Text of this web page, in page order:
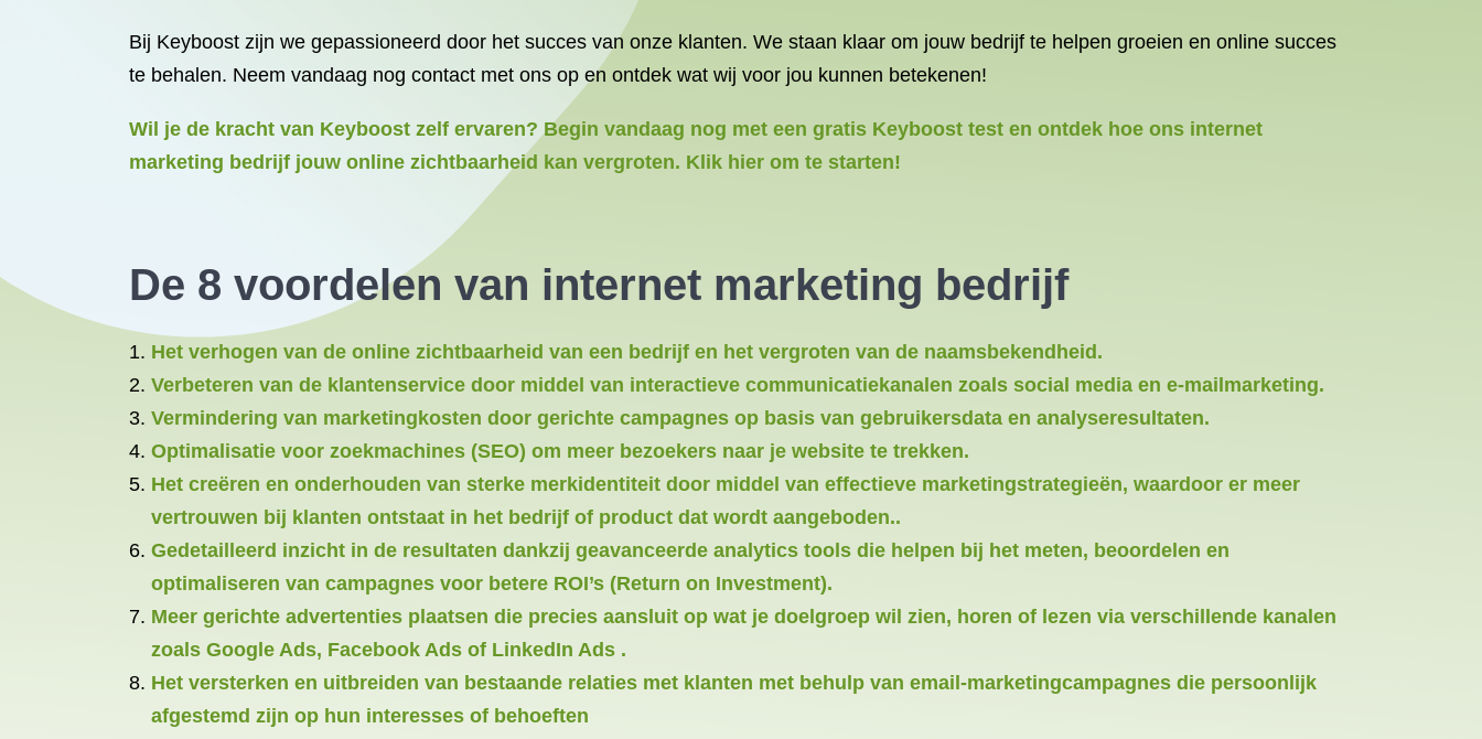
Bij Keyboost zijn we gepassioneerd door het succes van onze klanten. We staan ​​klaar om jouw bedrijf te helpen groeien en online succes
te behalen. Neem vandaag nog contact met ons op en ontdek wat wij voor jou kunnen betekenen!
Wil je de kracht van Keyboost zelf ervaren? Begin vandaag nog met een gratis Keyboost test en ontdek hoe ons internet
marketing bedrijf jouw online zichtbaarheid kan vergroten. Klik hier om te starten!
De 8 voordelen van internet marketing bedrijf
Het verhogen van de online zichtbaarheid van een bedrijf en het vergroten van de naamsbekendheid.
Verbeteren van de klantenservice door middel van interactieve communicatiekanalen zoals social media en e-mailmarketing.
Vermindering van marketingkosten door gerichte campagnes op basis van gebruikersdata en analyseresultaten.
Optimalisatie voor zoekmachines (SEO) om meer bezoekers naar je website te trekken.
Het creëren en onderhouden van sterke merkidentiteit door middel van effectieve marketingstrategieën, waardoor er meer
vertrouwen bij klanten ontstaat in het bedrijf of product dat wordt aangeboden..
Gedetailleerd inzicht in de resultaten dankzij geavanceerde analytics tools die helpen bij het meten, beoordelen en
optimaliseren van campagnes voor betere ROI’s (Return on Investment).
Meer gerichte advertenties plaatsen die precies aansluit op wat je doelgroep wil zien, horen of lezen via verschillende kanalen
zoals Google Ads, Facebook Ads of LinkedIn Ads .
Het versterken en uitbreiden van bestaande relaties met klanten met behulp van email-marketingcampagnes die persoonlijk
afgestemd zijn op hun interesses of behoeften